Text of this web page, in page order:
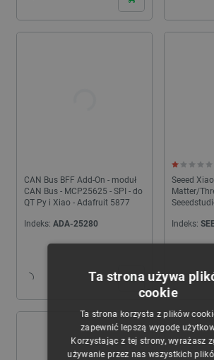
CAN Bus BFF Add-On - moduł
CAN Bus - MCP25625 - SPI - do
QT Py i Xiao - Adafruit 5877
Indeks: ADA-25280
Seeed
Matter/
Indeks:
Ta strona używa
cookie
Ta strona korzysta z plików
zapewnić lepszą wygodę
Korzystając z tej strony, wyrażasz
używanie przez nas wszystkich